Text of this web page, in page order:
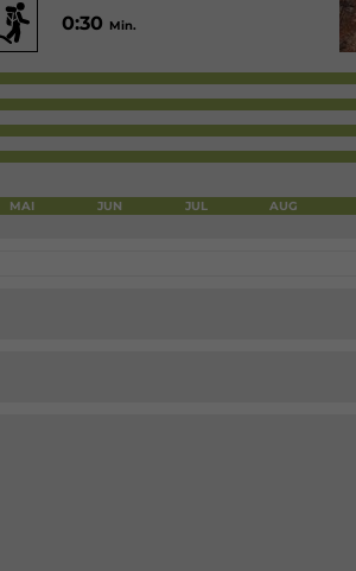
0:30 Min.
MAI JUN JUL AUG